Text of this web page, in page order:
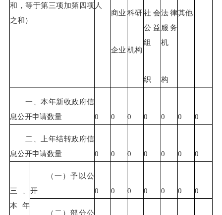
和，等于第三项加第四项
之和）
人
商业
企业
科研
机构
社会
公益
组
织
法律
服务
机
构
其他
一、本年新收政府信
息公开申请数量
0 0 0 0 0 0 0
二、上年结转政府信
息公开申请数量
0 0 0 0 0 0 0
三、
本年
（一）予以公
开
0 0 0 0 0 0 0
（二）部分公